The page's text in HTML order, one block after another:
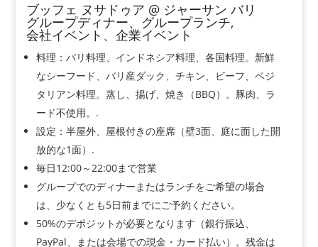
ブッフェ ヌサドゥア @ ジャーサン バリ
グループディナー、グループランチ,
会社イベント、企業イベント
料理：バリ料理、インドネシア料理、各国料理。新鮮
なシーフード、バリ産ダック、チキン、ビーフ、ベジ
タリアン料理。蒸し、揚げ、焼き（BBQ）。豚肉、ラ
ード不使用。.
設定：半屋外、屋根付きの座席（壁3面、庭に面した開
放的な1面）.
毎日12:00～22:00まで営業
グループでのディナーまたはランチをご希望の場合
は、少なくとも5日前までにご予約ください。
50%のデポジットが必要となります（銀行振込、
PayPal、または会場での現金・カード払い）。残金は